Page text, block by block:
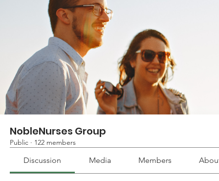
NobleNurses Group
Public · 122 members
Discussion Media Members